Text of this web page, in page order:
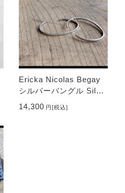
Ericka Nicolas Begay
シルバーバングル Silve
r Bangle - Hammered
14,300 円[税込]